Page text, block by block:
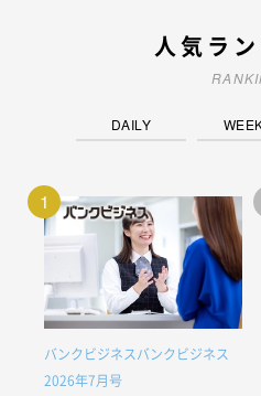
人気ラ
DAILY
1
バンクビジネスバンクビジネス
2026年7月号